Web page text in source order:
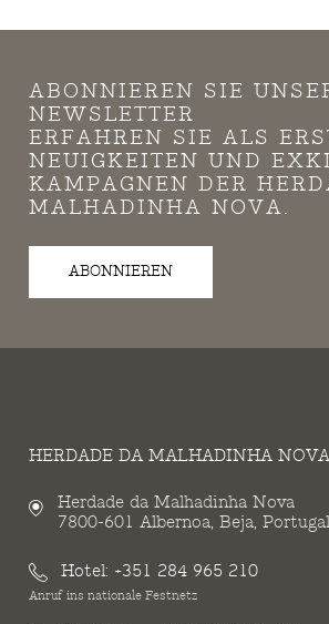
ABONNIEREN SIE
NEWSLETTER
ERFAHREN SIE ALS
NEUIGKEITEN UND
KAMPAGNEN DER
MALHADINHA NOVA.
ABONNIEREN
HERDADE DA MALHADINHA
Herdade da Malhadinha Nova
7800-601 Albernoa, Beja, Portugal
Hotel: +351 284 965 210
Anruf ins nationale Festnetz